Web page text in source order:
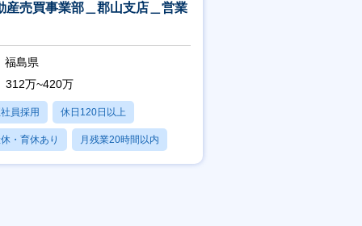
産売買事業部＿郡山支店＿営業
福島県
312万~420万
員採用 休日120日以上
・育休あり 月残業20時間以内
あり